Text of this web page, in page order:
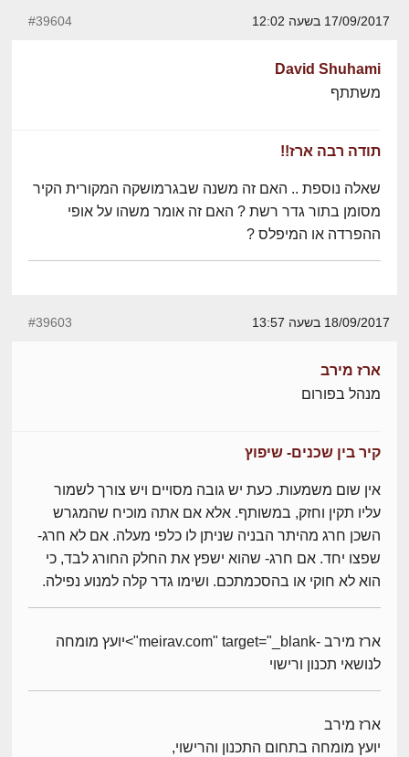
17/09/2017 בשעה 12:02 #39604
David Shuhami
משתתף
תודה רבה ארז!!
שאלה נוספת .. האם זה משנה שבגרמושקה המקורית הקיר
מסומן בתור גדר רשת ? האם זה אומר משהו על אופי
ההפרדה או המיפלס ?
18/09/2017 בשעה 13:57 #39603
ארז מירב
מנהל בפורום
קיר בין שכנים- שיפוץ
אין שום משמעות. כעת יש גובה מסויים ויש צורך לשמור
עליו תקין וחזק, במשותף. אלא אם אתה מוכיח שהמגרש
השכן חרג מהיתר הבניה שניתן לו כלפי מעלה. אם לא חרג-
שפצו יחד. אם חרג- שהוא ישפץ את החלק החורג לבד, כי
הוא לא חוקי או בהסכמתכם. ושימו גדר קלה למנוע נפילה.
ארז מירב -meirav.com" target="_blank">יועץ מומחה
לנושאי תכנון ורישוי
ארז מירב
יועץ מומחה בתחום התכנון והרישוי,